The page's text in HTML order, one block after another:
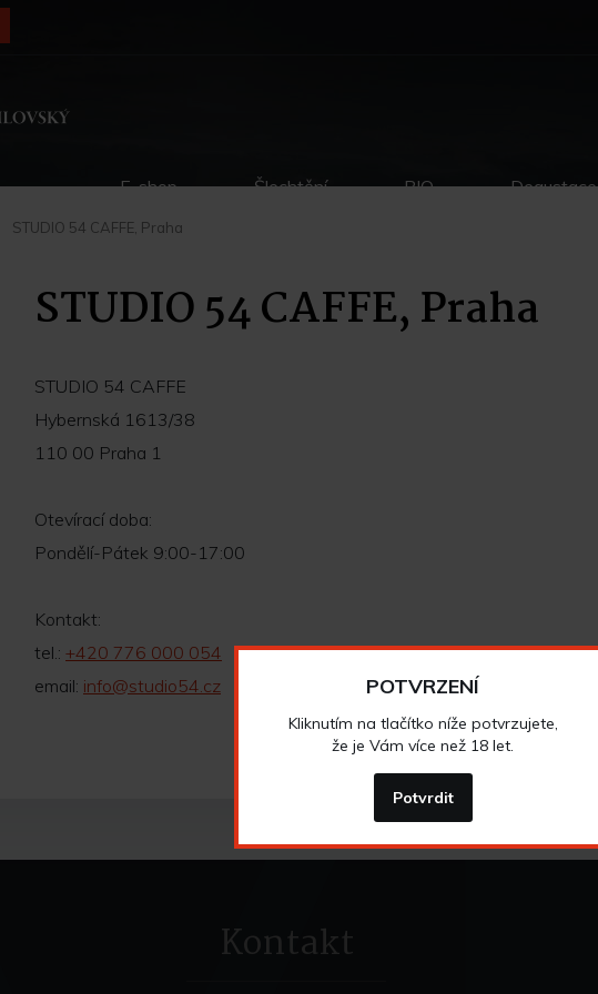
E-shop Šlechtění BIO Degustace
->STUDIO 54 CAFFE, Praha
STUDIO 54 CAFFE, Praha
STUDIO 54 CAFFE
Hybernská 1613/38
110 00 Praha 1
Otevírací doba:
Pondělí-Pátek 9:00-17:00
Kontakt:
tel.: +420 776 000 054
email: info@studio54.cz
Kontakt
POTVRZENÍ
Kliknutím na tlačítko níže potvrzujete,
že je Vám více než 18 let.
Potvrdit